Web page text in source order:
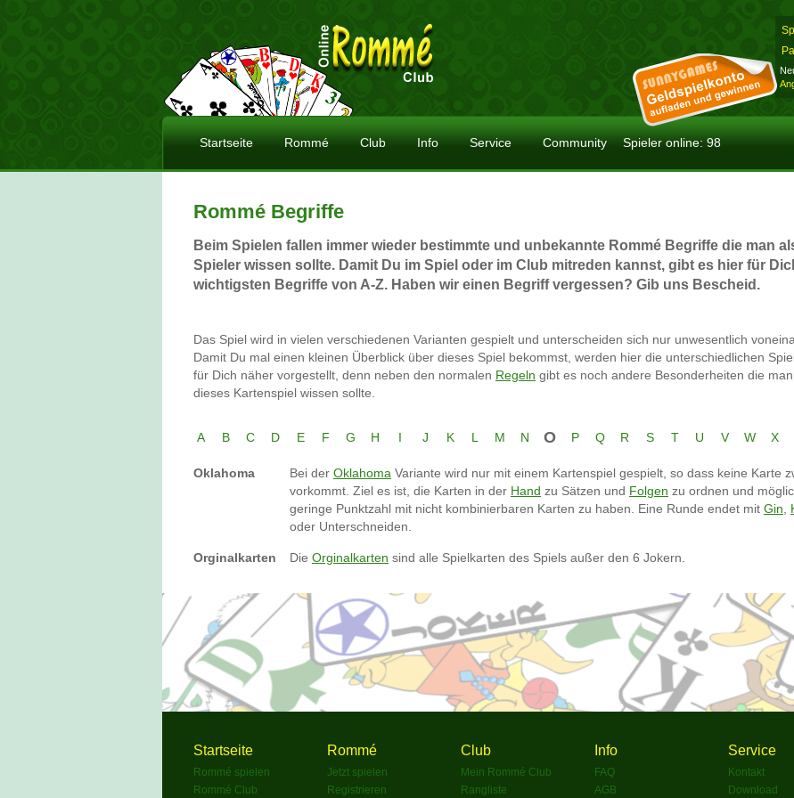
Spieler online: 98
Startseite Rommé Club Info Service Community
Rommé Begriffe
Beim Spielen fallen immer wieder bestimmte und unbekannte Rommé Begriffe die man
Spieler wissen sollte. Damit Du im Spiel oder im Club mitreden kannst, gibt es hier für
wichtigsten Begriffe von A-Z. Haben wir einen Begriff vergessen? Gib uns Bescheid.
Das Spiel wird in vielen verschiedenen Varianten gespielt und unterscheiden sich nur unwesentlich
Damit Du mal einen kleinen Überblick über dieses Spiel bekommst, werden hier die unterschiedlichen
für Dich näher vorgestellt, denn neben den normalen Regeln gibt es noch andere Besonderheiten die
dieses Kartenspiel wissen sollte.
A B C D E F G H I J K L M N O P Q R S T U V W X
Oklahoma Bei der Oklahoma Variante wird nur mit einem Kartenspiel gespielt, so dass keine Karte
vorkommt. Ziel es ist, die Karten in der Hand zu Sätzen und Folgen zu ordnen und
geringe Punktzahl mit nicht kombinierbaren Karten zu haben. Eine Runde endet mit Gin
oder Unterschneiden.
Orginalkarten Die Orginalkarten sind alle Spielkarten des Spiels außer den 6 Jokern.
Startseite
Rommé spielen
Rommé Club
Rommé
Jetzt spielen
Registrieren
Club
Mein Rommé Club
Rangliste
Info
FAQ
AGB
Service
Kontakt
Download